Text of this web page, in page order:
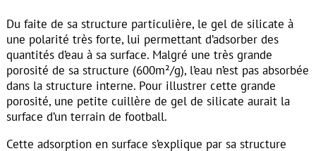
Du faite de sa structure particulière, le gel de silicate à
une polarité très forte, lui permettant d’adsorber des
quantités d’eau à sa surface. Malgré une très grande
porosité de sa structure (600m²/g), l’eau n’est pas absorbée
dans la structure interne. Pour illustrer cette grande
porosité, une petite cuillère de gel de silicate aurait la
surface d’un terrain de football.
Cette adsorption en surface s’explique par sa structure